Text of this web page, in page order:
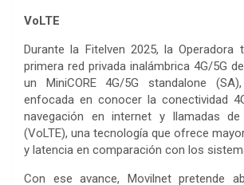
VoLTE
‎Durante la Fitelven 2025, la Operadora
primera red privada inalámbrica 4G/5G
un MiniCORE 4G/5G standalone
enfocada en conocer la conectividad
navegación en internet y llamadas
(VoLTE), una tecnología que ofrece
y latencia en comparación con los
‎Con ese avance, Movilnet pretende